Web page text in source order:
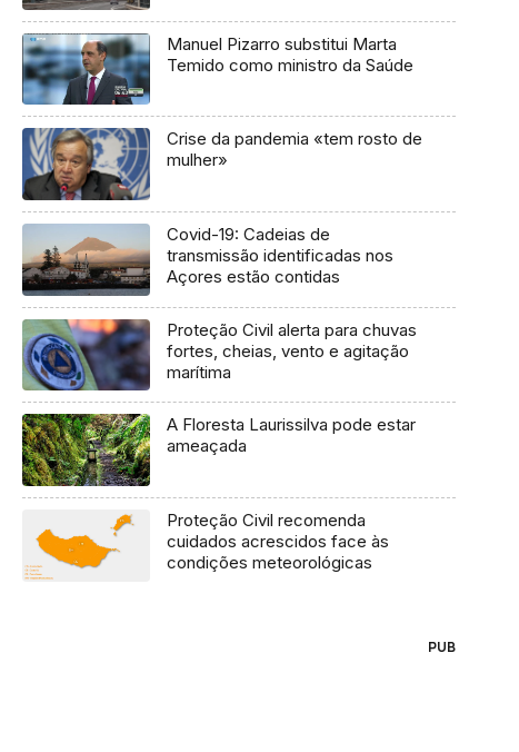
Manuel Pizarro substitui Marta
Temido como ministro da Saúde
Crise da pandemia «tem rosto de
mulher»
Covid-19: Cadeias de
transmissão identificadas nos
Açores estão contidas
Proteção Civil alerta para chuvas
fortes, cheias, vento e agitação
marítima
A Floresta Laurissilva pode estar
ameaçada
Proteção Civil recomenda
cuidados acrescidos face às
condições meteorológicas
PUB